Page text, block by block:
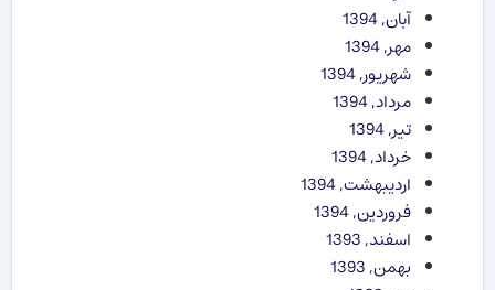
آبان, 1394
مهر, 1394
شهریور, 1394
مرداد, 1394
تیر, 1394
خرداد, 1394
اردیبهشت, 1394
فروردین, 1394
اسفند, 1393
بهمن, 1393